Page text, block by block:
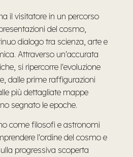
il visitatore in un percorso
del cosmo,
dialogo tra scienza, arte e
Attraverso un'accurata
si ripercorre l'evoluzione
dalle prime raffigurazioni
più dettagliate mappe
segnato le epoche.
come filosofi e astronomi
l'ordine del cosmo e
progressiva scoperta